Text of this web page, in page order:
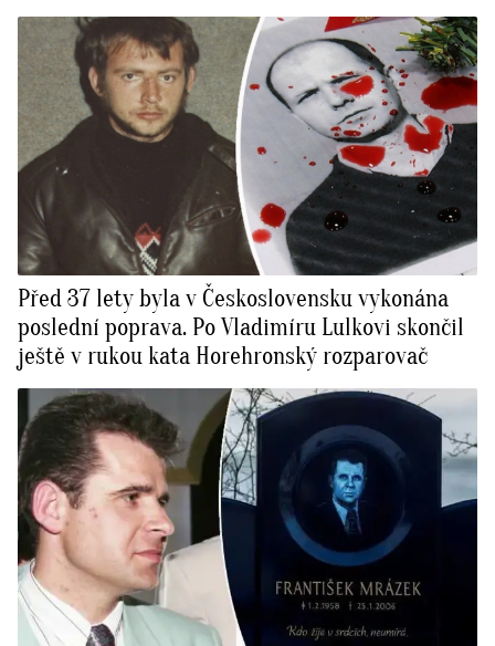
Před 37 lety byla v Československu vykonána
poslední poprava. Po Vladimíru Lulkovi skončil
ještě v rukou kata Horehronský rozparovač